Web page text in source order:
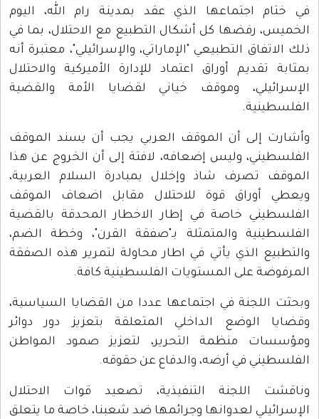
في ختام اجتماعها الذي عقد بمدينة رام الله، اليوم
الخميس، رفضها كل أشكال التطبيع مع الاحتلال، بما في
ذلك الاتفاق التطبيعي "الإماراتي، والإسرائيلي"، معتبرة أنه
بمثابة تقديم أوراق اعتماد للإدارة الأميركية والاحتلال
الإسرائيلي، وموقف خياني لقضايا الأمة والقضية
الفلسطينية.
وأشارت إلى أن الموقف العربي يجب أن يسند الموقف
الفلسطيني، وليس إضعافه، لافتة إلى أن الخروج عن هذا
الموقف تصرف شاذ وإخلال بمبادرة السلام العربية،
ويعطي أوراق قوة للاحتلال مقابل اضعاف الموقف
الفلسطيني خاصة في إطار الاخطار المحدقة بالقضية
الفلسطينية والمتمثلة بـ"صفقة القرن"، وخطة الضم،
والتطبيع الذي يأتي في اطار محاولة لتمرير هذه الصفقة
المرفوضة على المستويات الفلسطينية كافة.
وبحثت اللجنة في اجتماعها عددا من القضايا السياسية،
وقضايا الوضع الداخلي المتعلقة بتعزيز دور دوائر
ومؤسسات منظمة التحرير، لتعزيز صمود المواطن
الفلسطيني في أرضه، والدفاع عن حقوقه.
وناقشت اللجنة التنفيذية، تصعيد قوات الاحتلال
الإسرائيلي لعدوانها وجرائمها ضد شعبنا، خاصة ما يتعلق